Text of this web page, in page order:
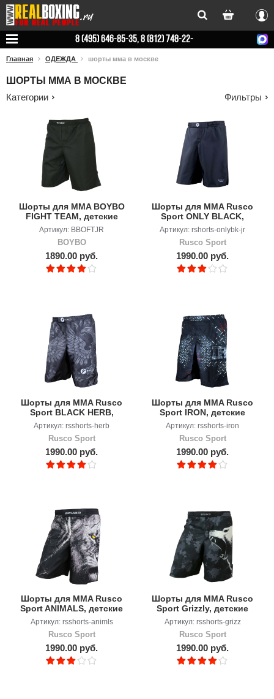
Вход
8 (495) 646-85-35, 8 (812) 748-22-
Главная ОДЕЖДА шорты мма в москве
ШОРТЫ ММА В МОСКВЕ
Категории
Фильтры
Шорты для MMA BOYBO
FIGHT TEAM, детские
Артикул: BBOFTJR
BOYBO
1890.00 руб.
Шорты для MMA Rusco
Sport ONLY BLACK,
детские
Артикул: rshorts-onlybk-jr
Rusco Sport
1990.00 руб.
Шорты для MMA Rusco
Sport BLACK HERB,
детские
Артикул: rsshorts-herb
Rusco Sport
1990.00 руб.
Шорты для MMA Rusco
Sport IRON, детские
Артикул: rsshorts-iron
Rusco Sport
1990.00 руб.
Шорты для MMA Rusco
Sport ANIMALS, детские
Артикул: rsshorts-animls
Rusco Sport
1990.00 руб.
Шорты для MMA Rusco
Sport Grizzly, детские
Артикул: rsshorts-grizz
Rusco Sport
1990.00 руб.